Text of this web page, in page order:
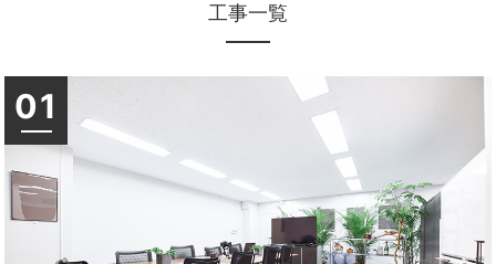
工事一覧
01